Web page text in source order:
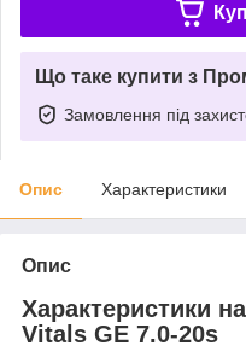
Що таке купити з
Замовлення під
Опис Характеристики
Опис
Характеристики
Vitals GE 7.0-20s